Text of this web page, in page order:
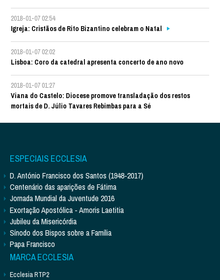
2018-01-07 02:54
Igreja: Cristãos de Rito Bizantino celebram o Natal
2018-01-07 02:02
Lisboa: Coro da catedral apresenta concerto de ano novo
2018-01-07 01:27
Viana do Castelo: Diocese promove transladação dos restos
mortais de D. Júlio Tavares Rebimbas para a Sé
ESPECIAIS ECCLESIA
D. António Francisco dos Santos (1948-2017)
Centenário das aparições de Fátima
Jornada Mundial da Juventude 2016
Exortação Apostólica - Amoris Laetitia
Jubileu da Misericórdia
Sínodo dos Bispos sobre a Família
Papa Francisco
MARCA ECCLESIA
Ecclesia RTP2